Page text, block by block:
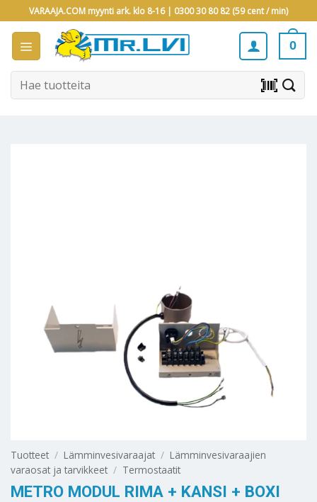
to
content
VARAAJA.COM myynti ark. klo 8-16 | 0300 30 80 82 (59 cent / min)
0
Etsi: barcode_scanner
Tuotteet / Lämminvesivaraajat / Lämminvesivaraajien
varaosat ja tarvikkeet / Termostaatit
METRO MODUL RIMA + KANSI + BOXI